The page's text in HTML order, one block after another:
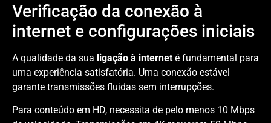
Verificação da conexão à
internet e configurações iniciais
A qualidade da sua ligação à internet é fundamental para
uma experiência satisfatória. Uma conexão estável
garante transmissões fluidas sem interrupções.
Para conteúdo em HD, necessita de pelo menos 10 Mbps